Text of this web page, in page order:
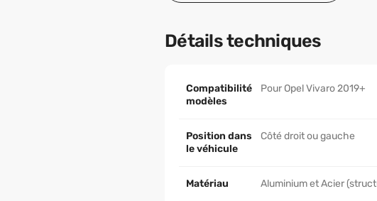
Détails techniques
Compatibilité
modèles
Pour Opel Vivaro 2019+
Position dans
le véhicule
Côté droit ou gauche
Matériau Aluminium et Acier